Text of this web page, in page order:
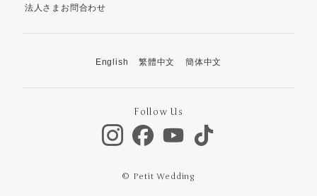
法人さまお問合わせ
English 繁體中文 簡体中文
Follow Us
© Petit Wedding